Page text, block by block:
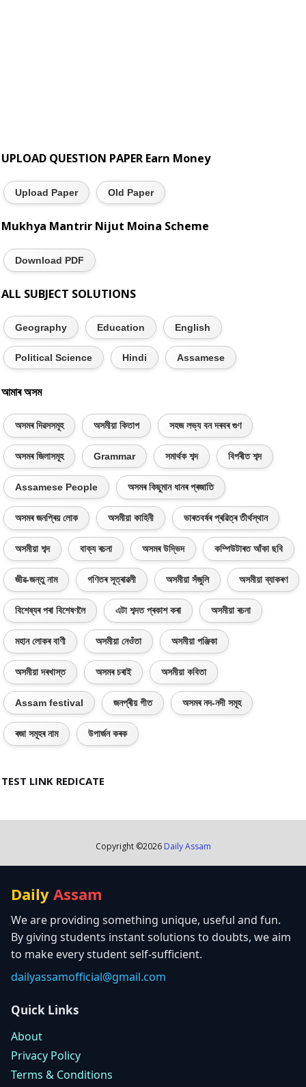
UPLOAD QUESTION PAPER Earn Money
Upload Paper Old Paper
Mukhya Mantrir Nijut Moina Scheme
Download PDF
ALL SUBJECT SOLUTIONS
Geography Education English
Political Science Hindi Assamese
আমাৰ অসম
অসমৰ দিৱসসমূহ অসমীয়া কিতাপ সহজ লভ্য বন দৰবৰ গুণ
অসমৰ জিলাসমূহ Grammar সমাৰ্থক শব্দ বিপৰীত শব্দ
Assamese People অসমৰ কিছুমান ধানৰ প্ৰজাতি
অসমৰ জনপ্ৰিয় লোক অসমীয়া কাহিনী ভাৰতবৰ্ষৰ প্ৰৱিত্ৰ তীৰ্থস্থান
অসমীয়া শব্দ বাক্য ৰচনা অসমৰ উদ্ভিদ কম্পিউটাৰত আঁকা ছবি
জীৱ-জন্তু নাম গণিতৰ সূত্ৰাৱলী অসমীয়া সঁজুলি অসমীয়া ব্যাকৰণ
বিশেষ্যৰ পৰা বিশেষণলৈ এটা শব্দত প্ৰকাশ কৰা অসমীয়া ৰচনা
মহান লোকৰ বাণী অসমীয়া নেওঁতা অসমীয়া পঞ্জিকা
অসমীয়া দৰখাস্ত অসমৰ চৰাই অসমীয়া কবিতা
Assam festival জনপ্ৰীয় গীত অসমৰ নদ-নদী সমূহ
ৰজা সমূহৰ নাম উপাৰ্জন কৰক
TEST LINK REDICATE
Copyright ©2026 Daily Assam
Daily Assam
We are providing something unique, useful and fun.
By giving students instant solutions to doubts, we aim
to make every student self-sufficient.
dailyassamofficial@gmail.com
Quick Links
About
Privacy Policy
Terms & Conditions